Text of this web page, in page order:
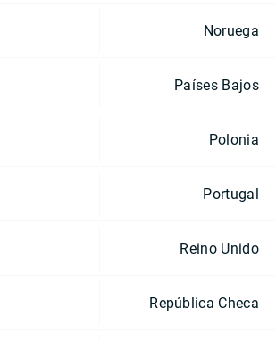
Noruega
Países Bajos
Polonia
Portugal
Reino Unido
República Checa